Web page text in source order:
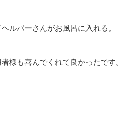
ルパーさんがお風呂に入れる。
様も喜んでくれて良かったです。